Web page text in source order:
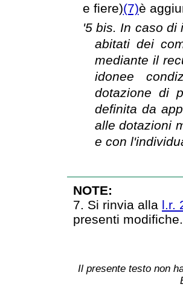
e fiere)(7)è
'5 bis. In caso di
abitati dei
mediante il
idonee
dotazione di
definita da
alle dotazioni
e con
NOTE:
7. Si rinvia alla l.r.
presenti
Il presente testo non